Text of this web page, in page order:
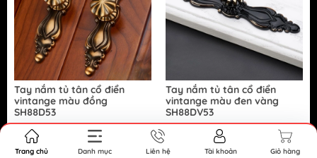
Tay nắm tủ tân cổ điển
vintange màu đồng
SH88D53
86.000₫
Thêm vào so sánh
Tay nắm tủ tân cổ điển
vintange màu đen vàng
SH88DV53
160.000₫ - 51%
Thêm vào so sánh
Trang chủ Danh mục Liên hệ Tài khoản Giỏ hàng